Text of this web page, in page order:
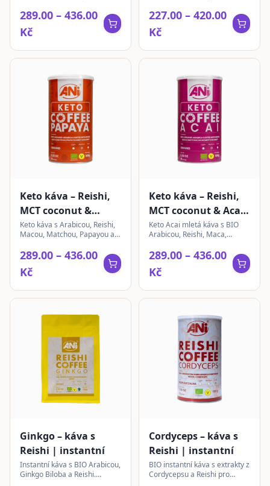
Matchu a MCT kokosový olej
289.00 – 436.00
Kč
složení pro jemnou chuť.
227.00 – 420.00
Kč
Keto káva – Reishi,
MCT coconut &
Papaya | mletá
Keto káva s Arabicou, Reishi,
Macou, Matchou, Papayou a
Exotická chuť bez cukru.
289.00 – 436.00
Kč
Keto káva – Reishi,
MCT coconut & Acai
| mletá
Keto Acai mletá káva s BIO
Arabicou, Reishi, Maca,
kokosovým práškem pro
289.00 – 436.00
Kč
Ginkgo – káva s
Reishi | instantní
Instantní káva s BIO Arabicou,
Ginkgo Biloba a Reishi.
Cordyceps – káva s
Reishi | instantní
BIO instantní káva s extrakty z
Cordycepsu a Reishi pro